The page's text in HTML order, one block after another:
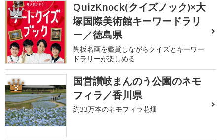
2
QuizKnock(クイズノック)×大
塚国際美術館キーワードラリ
ー／徳島県
陶板名画を鑑賞しながらクイズとキーワー
ドラリーが楽しめる
3
国営讃岐まんのう公園のネモ
フィラ／香川県
約33万本のネモフィラ花畑